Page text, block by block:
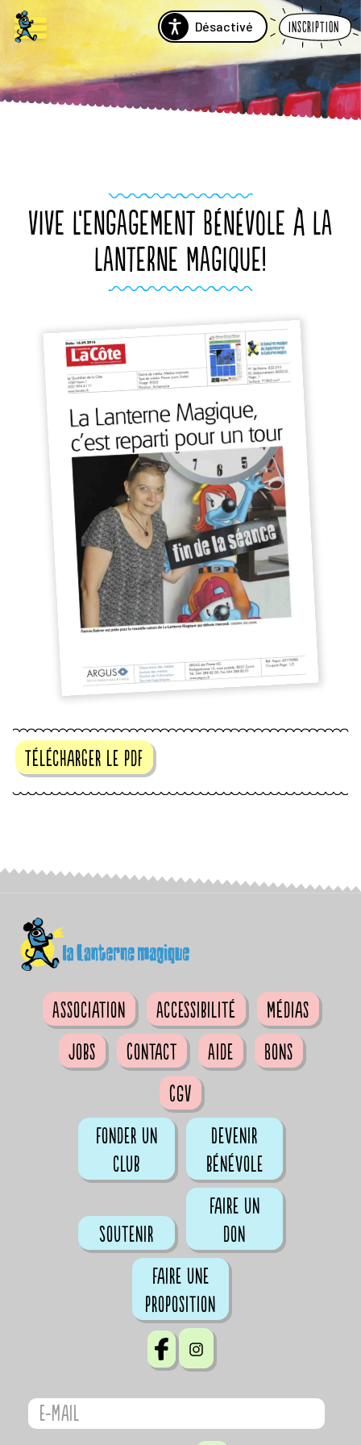
Désactivé Inscription
VIVE L’ENGAGEMENT BÉNÉVOLE À LA
LANTERNE MAGIQUE!
Télécharger le pdf
Association Accessibilité
Médias
Jobs
Contact Aide
Bons
CGV
Fonder un
club
Devenir
bénévole
Soutenir
Faire un
don
Faire une
proposition